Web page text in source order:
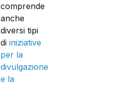
comprende
anche
diversi tipi
di iniziative
per la
divulgazione
e la